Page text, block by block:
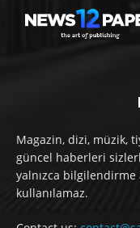
Magazin, dizi, müzik,
güncel haberleri
yalnızca bilgilendirme
kullanılamaz.